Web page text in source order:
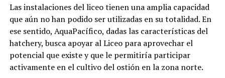
Las instalaciones del liceo tienen una amplia capacidad
que aún no han podido ser utilizadas en su totalidad. En
ese sentido, AquaPacífico, dadas las características del
hatchery, busca apoyar al Liceo para aprovechar el
potencial que existe y que le permitiría participar
activamente en el cultivo del ostión en la zona norte.